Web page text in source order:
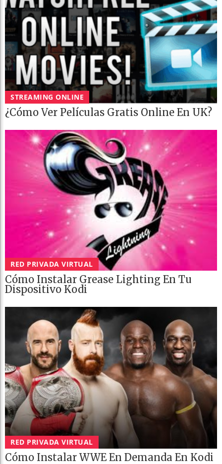
STREAMING ONLINE
¿Cómo Ver Películas Gratis Online En UK?
RED PRIVADA VIRTUAL
Cómo Instalar Grease Lighting En Tu
Dispositivo Kodi
RED PRIVADA VIRTUAL
Cómo Instalar WWE En Demanda En Kodi